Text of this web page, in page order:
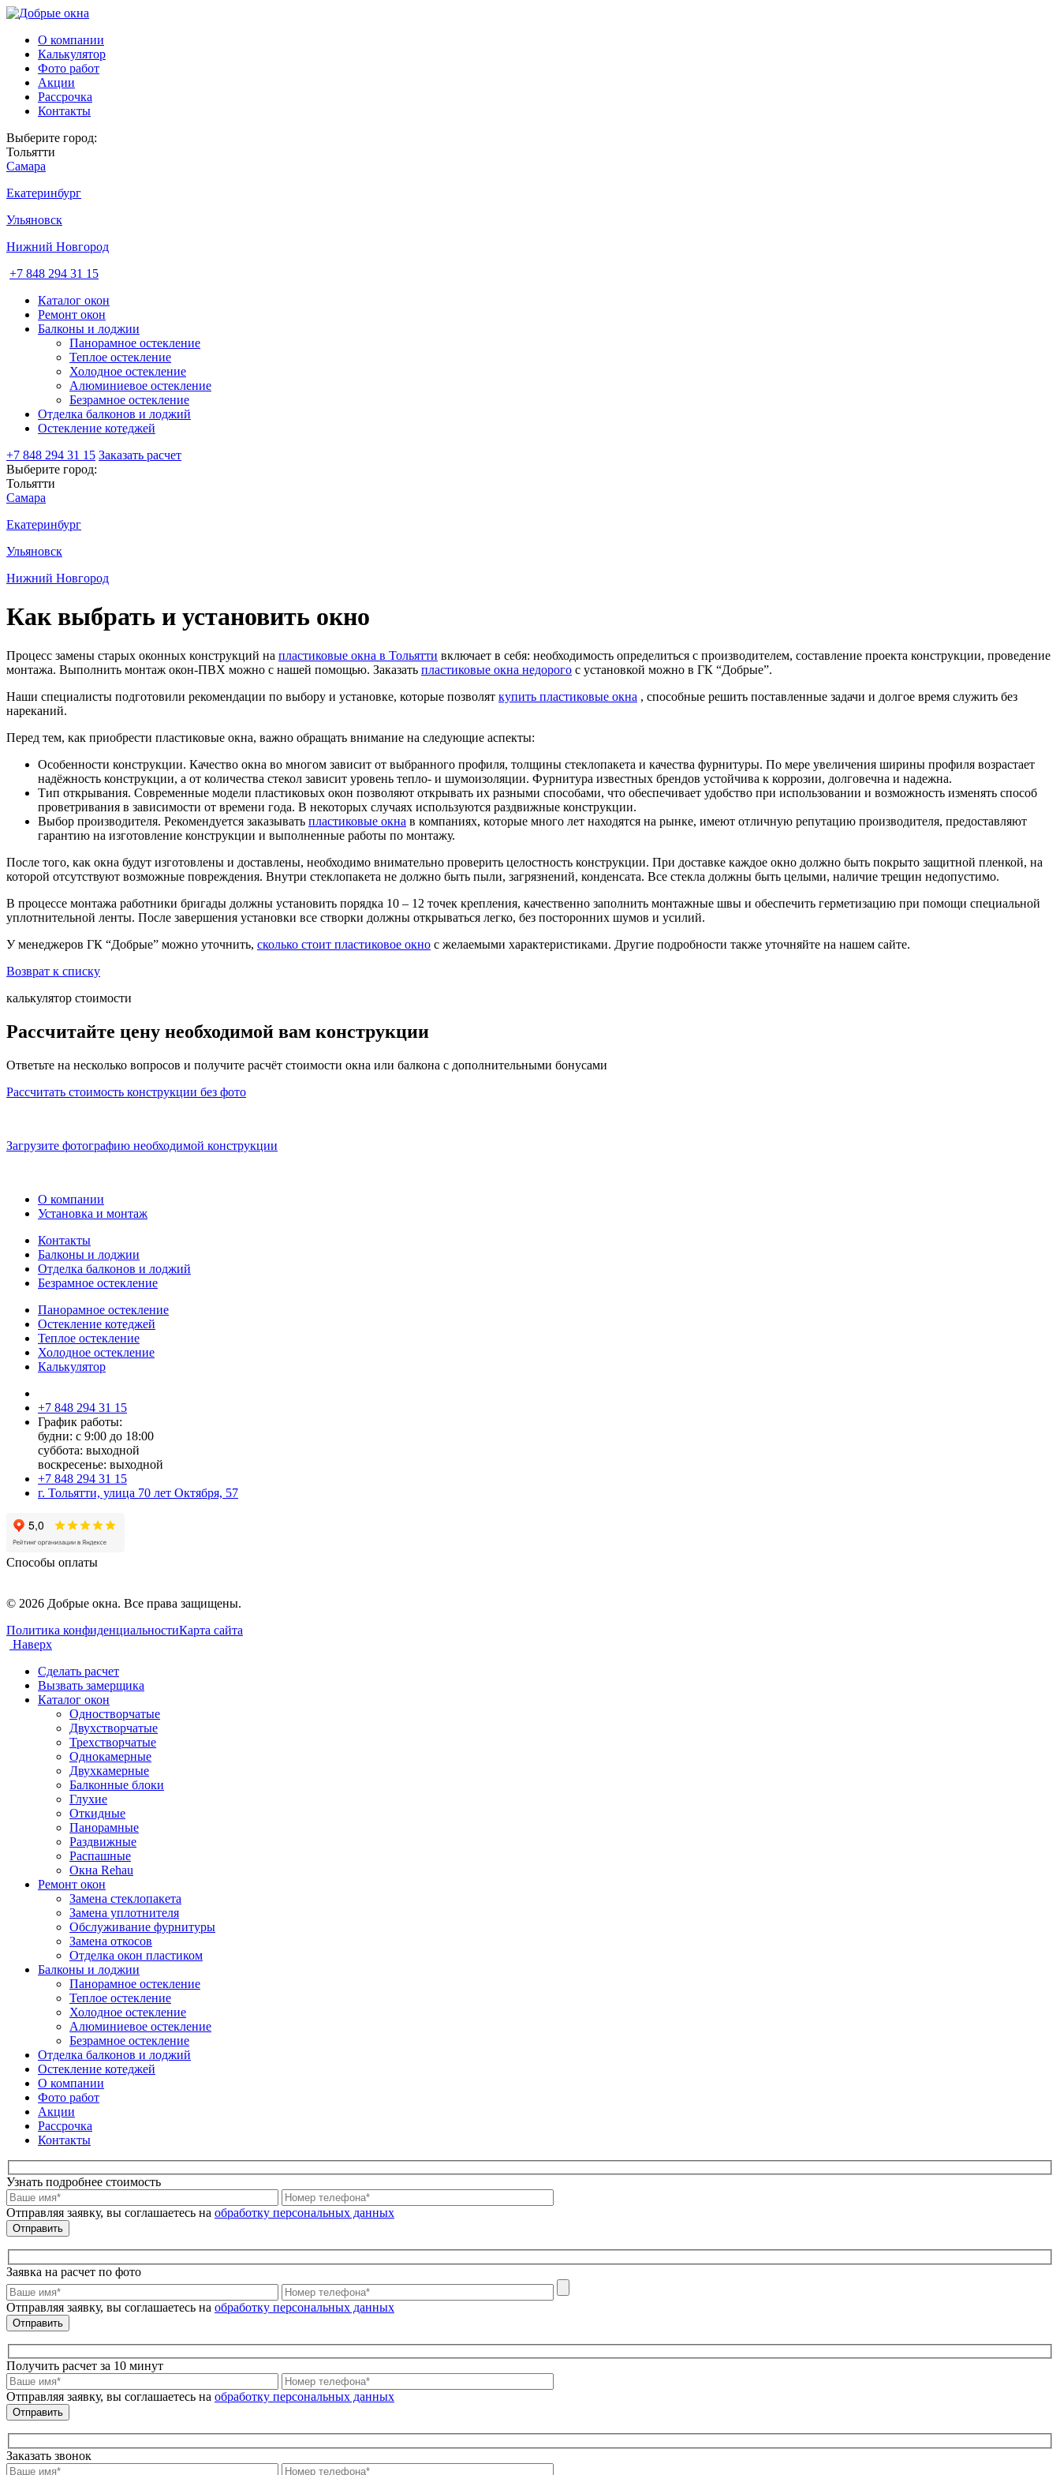
О компании
Калькулятор
Фото работ
Акции
Рассрочка
Контакты
Выберите город:
Тольятти
Самара
Екатеринбург
Ульяновск
Нижний Новгород
+7 848 294 31 15
Каталог окон
Ремонт окон
Балконы и лоджии
Панорамное остекление
Теплое остекление
Холодное остекление
Алюминиевое остекление
Безрамное остекление
Отделка балконов и лоджий
Остекление котеджей
+7 848 294 31 15 Заказать расчет
Выберите город:
Тольятти
Самара
Екатеринбург
Ульяновск
Нижний Новгород
Как выбрать и установить окно
Процесс замены старых оконных конструкций на пластиковые окна в Тольятти включает в себя: необходимость определиться с производителем, составление проекта конструкции, проведение
монтажа. Выполнить монтаж окон-ПВХ можно с нашей помощью. Заказать пластиковые окна недорого с установкой можно в ГК “Добрые”.
Наши специалисты подготовили рекомендации по выбору и установке, которые позволят купить пластиковые окна , способные решить поставленные задачи и долгое время служить без
нареканий.
Перед тем, как приобрести пластиковые окна, важно обращать внимание на следующие аспекты:
Особенности конструкции. Качество окна во многом зависит от выбранного профиля, толщины стеклопакета и качества фурнитуры. По мере увеличения ширины профиля возрастает
надёжность конструкции, а от количества стекол зависит уровень тепло- и шумоизоляции. Фурнитура известных брендов устойчива к коррозии, долговечна и надежна.
Тип открывания. Современные модели пластиковых окон позволяют открывать их разными способами, что обеспечивает удобство при использовании и возможность изменять способ
проветривания в зависимости от времени года. В некоторых случаях используются раздвижные конструкции.
Выбор производителя. Рекомендуется заказывать пластиковые окна в компаниях, которые много лет находятся на рынке, имеют отличную репутацию производителя, предоставляют
гарантию на изготовление конструкции и выполненные работы по монтажу.
После того, как окна будут изготовлены и доставлены, необходимо внимательно проверить целостность конструкции. При доставке каждое окно должно быть покрыто защитной пленкой, на
которой отсутствуют возможные повреждения. Внутри стеклопакета не должно быть пыли, загрязнений, конденсата. Все стекла должны быть целыми, наличие трещин недопустимо.
В процессе монтажа работники бригады должны установить порядка 10 – 12 точек крепления, качественно заполнить монтажные швы и обеспечить герметизацию при помощи специальной
уплотнительной ленты. После завершения установки все створки должны открываться легко, без посторонних шумов и усилий.
У менеджеров ГК “Добрые” можно уточнить, сколько стоит пластиковое окно с желаемыми характеристиками. Другие подробности также уточняйте на нашем сайте.
Возврат к списку
калькулятор стоимости
Рассчитайте цену необходимой вам конструкции
Ответьте на несколько вопросов и получите расчёт стоимости окна или балкона с дополнительными бонусами
Рассчитать стоимость конструкции без фото
Загрузите фотографию необходимой конструкции
О компании
Установка и монтаж
Контакты
Балконы и лоджии
Отделка балконов и лоджий
Безрамное остекление
Панорамное остекление
Остекление котеджей
Теплое остекление
Холодное остекление
Калькулятор
+7 848 294 31 15
График работы:
будни: с 9:00 до 18:00
суббота: выходной
воскресенье: выходной
+7 848 294 31 15
г. Тольятти, улица 70 лет Октября, 57
Способы оплаты
© 2026 Добрые окна. Все права защищены.
Политика конфиденциальностиКарта сайта
Наверх
Сделать расчет
Вызвать замерщика
Каталог окон
Одностворчатые
Двухстворчатые
Трехстворчатые
Однокамерные
Двухкамерные
Балконные блоки
Глухие
Откидные
Панорамные
Раздвижные
Распашные
Окна Rehau
Ремонт окон
Замена стеклопакета
Замена уплотнителя
Обслуживание фурнитуры
Замена откосов
Отделка окон пластиком
Балконы и лоджии
Панорамное остекление
Теплое остекление
Холодное остекление
Алюминиевое остекление
Безрамное остекление
Отделка балконов и лоджий
Остекление котеджей
О компании
Фото работ
Акции
Рассрочка
Контакты
Узнать подробнее стоимость
Отправляя заявку, вы соглашаетесь на обработку персональных данных
Заявка на расчет по фото
Отправляя заявку, вы соглашаетесь на обработку персональных данных
Получить расчет за 10 минут
Отправляя заявку, вы соглашаетесь на обработку персональных данных
Заказать звонок